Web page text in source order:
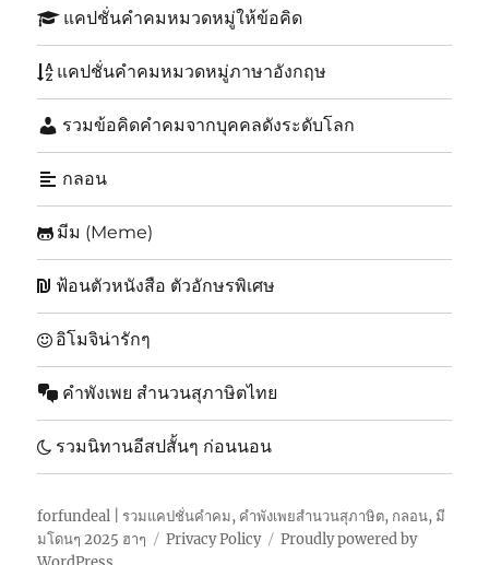
แคปชั่นคำคมหมวดหมู่ให้ข้อคิด
แคปชั่นคำคมหมวดหมู่ภาษาอังกฤษ
รวมข้อคิดคำคมจากบุคคลดังระดับโลก
กลอน
มีม (Meme)
ฟ้อนตัวหนังสือ ตัวอักษรพิเศษ
อิโมจิน่ารักๆ
คำพังเพย สำนวนสุภาษิตไทย
รวมนิทานอีสปสั้นๆ ก่อนนอน
forfundeal | รวมแคปชั่นคำคม, คำพังเพยสำนวนสุภาษิต, กลอน, มี
มโดนๆ 2025 ฮาๆ
Privacy Policy
Proudly powered by